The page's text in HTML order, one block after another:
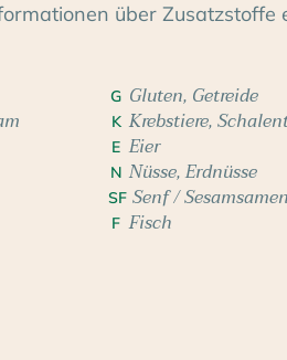
über
G Gluten, Getreide
K Krebstiere,
E Eier
N Nüsse, Erdnüsse
SF Senf / Sesamsamen
F Fisch